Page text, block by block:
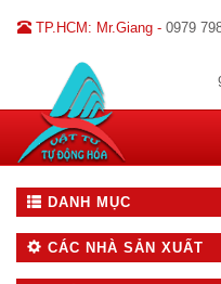
TP.HCM: Mr.Giang - 0979
DANH MỤC
CÁC NHÀ SẢN XUẤT